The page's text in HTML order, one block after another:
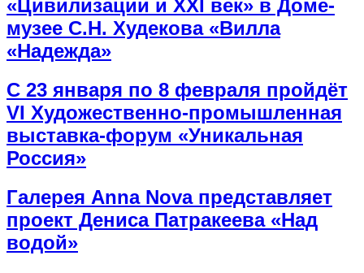
«Цивилизации и ХХI век» в Доме-
музее С.Н. Худекова «Вилла
«Надежда»
С 23 января по 8 февраля пройдёт
VI Художественно-промышленная
выставка-форум «Уникальная
Россия»
Галерея Anna Nova представляет
проект Дениса Патракеева «Над
водой»